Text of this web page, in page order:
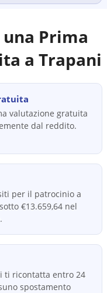
Prima
a Trapani
valutazione gratuita
dal reddito.
per il patrocinio a
€13.659,64 nel
ti ricontatta entro 24
spostamento